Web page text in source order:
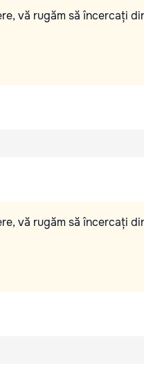
vă rugăm să încercați
vă rugăm să încercați